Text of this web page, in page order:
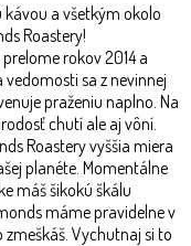
kávou a všetkým okolo
Roastery!
rokov 2014 a
sa z nevinnej
praženiu naplno. Na
chutí ale aj vôní.
Roastery vyššia miera
planéte. Momentálne
máš šikokú škálu
máme pravidelne v
zmeškáš. Vychutnaj si to